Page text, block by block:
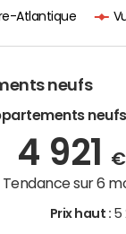
Atlantique
neufs
neufs
4 921
Tendance sur 6
Prix haut : 5